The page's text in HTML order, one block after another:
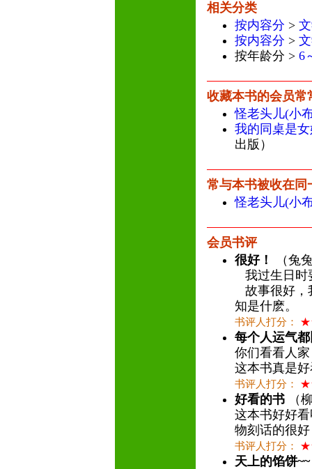
相关分类
按内容分 >
按内容分 >
按年龄分 > 6
收藏本书的会员常
怪老头儿(小
我的同桌是
出版）
常与本书被收在同
怪老头儿(小
会员书评
很好！
（兔
我过生日时
故事很好，
知是什麽。
书评人打分：
每个人运气
你们看看人
这本书真是
书评人打分：
好看的书 （
这本书好好
物刻话的很
书评人打分：
天上的馅饼~~